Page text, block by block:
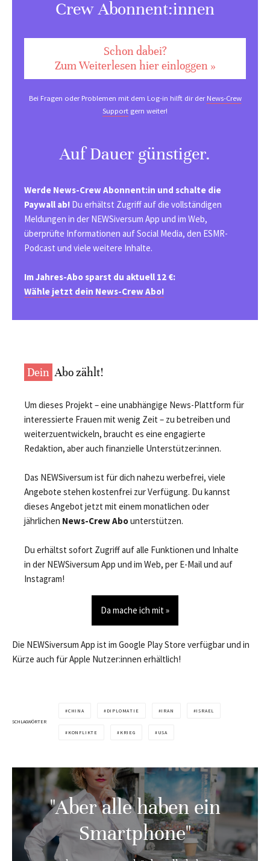
Crew Abonnent:innen
Schon dabei?
Zum Weiterlesen hier einloggen »
Bei Fragen oder Problemen mit dem Log-in hilft dir derNews-Crew
Support gern weiter!
Auf Dauer günstiger.
Werde News-Crew Abonnent:in und schalte die
Paywall ab! Du erhältst Zugriff auf die vollständigen
Meldungen in der NEWSiversum App und im Web,
überprüfte Informationen auf Social Media, den ESMR-
Podcast und viele weitere Inhalte.
Im Jahres-Abo sparst du aktuell 12 €:
Wähle jetzt dein News-Crew Abo!
Dein Abo zählt!
Um dieses Projekt – eine unabhängige News-Plattform für
interessierte Frauen mit wenig Zeit – zu betreiben und
weiterzuentwickeln, braucht es eine engagierte
Redaktion, aber auch finanzielle Unterstützer:innen.
Das NEWSiversum ist für dich nahezu werbefrei, viele
Angebote stehen kostenfrei zur Verfügung. Du kannst
dieses Angebot jetzt mit einem monatlichen oder
jährlichen News-Crew Abounterstützen.
Du erhältst sofort Zugriff auf alle Funktionen und Inhalte
in der NEWSiversum App und im Web, per E-Mail und auf
Instagram!
Da mache ich mit »
Die NEWSiversum App ist im Google Play Store verfügbar und in
Kürze auch für Apple Nutzer:innen erhältlich!
SCHLAGWÖRTER
CHINA DIPLOMATIE IRAN ISRAEL
KONFLIKTE KRIEG USA
"Aber alle haben ein
Smartphone"